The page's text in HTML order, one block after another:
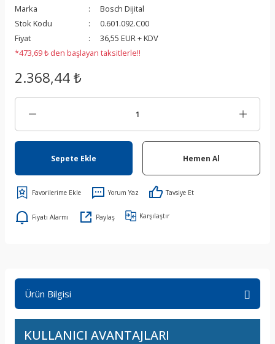
Marka
Bosch Dijital
Stok Kodu
0.601.092.C00
Fiyat
36,55 EUR + KDV
*473,69 ₺ den başlayan taksitlerle!!
2.368,44 ₺
Sepete Ekle Hemen Al
Yorum Yaz Tavsiye Et
Fiyatı Alarmı Paylaş Karşılaştır
Ürün Bilgisi
KULLANICI AVANTAJLARI